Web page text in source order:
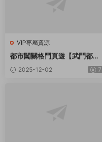
VIP專屬資源
都市闖關格鬥頁遊【武鬥都市
之超級英雄】最新整理Win系
服務端+貨币修改教程+詳細外
2025-12-02 7